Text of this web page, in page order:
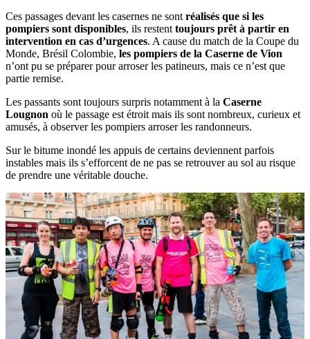
Ces passages devant les casernes ne sont réalisés que si les
pompiers sont disponibles, ils restent toujours prêt à partir en
intervention en cas d’urgences. A cause du match de la Coupe du
Monde, Brésil Colombie, les pompiers de la Caserne de Vion
n’ont pu se préparer pour arroser les patineurs, mais ce n’est que
partie remise.
Les passants sont toujours surpris notamment à la Caserne
Lougnon où le passage est étroit mais ils sont nombreux, curieux et
amusés, à observer les pompiers arroser les randonneurs.
Sur le bitume inondé les appuis de certains deviennent parfois
instables mais ils s’efforcent de ne pas se retrouver au sol au risque
de prendre une véritable douche.